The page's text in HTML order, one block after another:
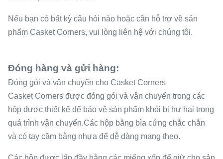
Nếu bạn có bất kỳ câu hỏi nào hoặc cần hỗ trợ về sản
phẩm Casket Corners, vui lòng liên hệ với chúng tôi.
Đóng hàng và gửi hàng:
Đóng gói và vận chuyển cho Casket Corners
Casket Corners được đóng gói và vận chuyển trong các
hộp được thiết kế để bảo vệ sản phẩm khỏi bị hư hại trong
quá trình vận chuyển.Các hộp bằng bìa cứng chắc chắn
và có tay cầm bằng nhựa để dễ dàng mang theo.